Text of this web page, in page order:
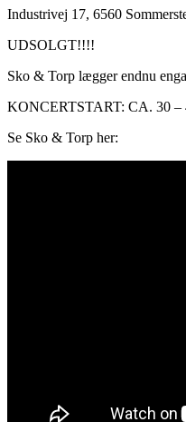
Industrivej 17, 6560
UDSOLGT!!!!
Sko & Torp lægger endnu
KONCERTSTART: CA. 30 –
Se Sko & Torp her: